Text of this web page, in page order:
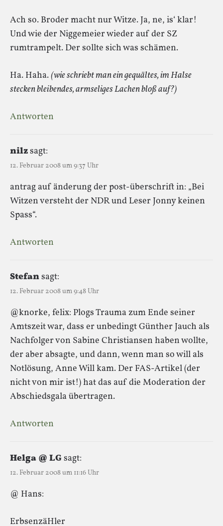
Ach so. Broder macht nur Witze. Ja, ne, is‘ klar!
Und wie der Niggemeier wieder auf der SZ
rumtrampelt. Der sollte sich was schämen.
Ha. Haha.(wie schriebt man ein gequältes, im Halse
stecken bleibendes, armseliges Lachen bloß auf?)
Antworten
nilzsagt:
12. Februar 2008 um 9:37 Uhr
antrag auf änderung der post-überschrift in: „Bei
Witzen versteht der NDR und Leser Jonny keinen
Spass“.
Antworten
Stefansagt:
12. Februar 2008 um 9:48 Uhr
@knorke, felix: Plogs Trauma zum Ende seiner
Amtszeit war, dass er unbedingt Günther Jauch als
Nachfolger von Sabine Christiansen haben wollte,
der aber absagte, und dann, wenn man so will als
Notlösung, Anne Will kam. Der FAS-Artikel (der
nicht von mir ist!) hat das auf die Moderation der
Abschiedsgala übertragen.
Antworten
Helga @ LG sagt:
12. Februar 2008 um 11:16 Uhr
@ Hans:
ErbsenzäHler